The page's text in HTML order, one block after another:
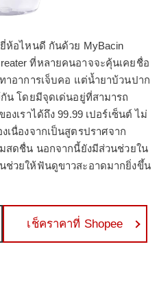
ห้อไหนดี กันด้วย MyBacin
ที่หลายคนอาจจะคุ้นเคยชื่อ
าอาการเจ็บคอ แต่น้ำยาบ้วนปาก
น โดยมีจุดเด่นอยู่ที่สามารถ
งเราได้ถึง 99.99 เปอร์เซ็นต์ ไม่
เนื่องจากเป็นสูตรปราศจาก
สดชื่น นอกจากนี้ยังมีส่วนช่วยใน
วยให้ฟันดูขาวสะอาดมากยิ่งขึ้น
เช็คราคาที่ Shopee